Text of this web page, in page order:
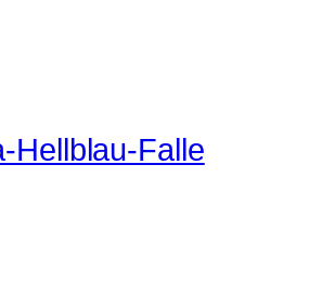
Hellblau-Falle